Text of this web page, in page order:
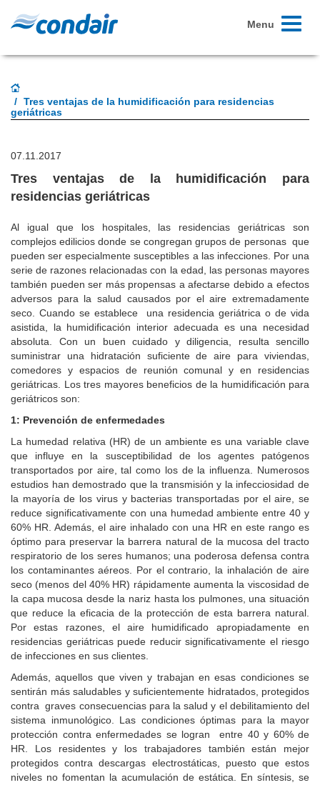
Toggle
Menu
Tres ventajas de la humidificación para residencias
geriátricas
07.11.2017
Tres ventajas de la humidificación para
residencias geriátricas
Al igual que los hospitales, las residencias geriátricas son
complejos edilicios donde se congregan grupos de personas que
pueden ser especialmente susceptibles a las infecciones. Por una
serie de razones relacionadas con la edad, las personas mayores
también pueden ser más propensas a afectarse debido a efectos
adversos para la salud causados por el aire extremadamente
seco. Cuando se establece una residencia geriátrica o de vida
asistida, la humidificación interior adecuada es una necesidad
absoluta. Con un buen cuidado y diligencia, resulta sencillo
suministrar una hidratación suficiente de aire para viviendas,
comedores y espacios de reunión comunal y en residencias
geriátricas. Los tres mayores beneficios de la humidificación para
geriátricos son:
1: Prevención de enfermedades
La humedad relativa (HR) de un ambiente es una variable clave
que influye en la susceptibilidad de los agentes patógenos
transportados por aire, tal como los de la influenza. Numerosos
estudios han demostrado que la transmisión y la infecciosidad de
la mayoría de los virus y bacterias transportadas por el aire, se
reduce significativamente con una humedad ambiente entre 40 y
60% HR. Además, el aire inhalado con una HR en este rango es
óptimo para preservar la barrera natural de la mucosa del tracto
respiratorio de los seres humanos; una poderosa defensa contra
los contaminantes aéreos. Por el contrario, la inhalación de aire
seco (menos del 40% HR) rápidamente aumenta la viscosidad de
la capa mucosa desde la nariz hasta los pulmones, una situación
que reduce la eficacia de la protección de esta barrera natural.
Por estas razones, el aire humidificado apropiadamente en
residencias geriátricas puede reducir significativamente el riesgo
de infecciones en sus clientes.
Además, aquellos que viven y trabajan en esas condiciones se
sentirán más saludables y suficientemente hidratados, protegidos
contra graves consecuencias para la salud y el debilitamiento del
sistema inmunológico. Las condiciones óptimas para la mayor
protección contra enfermedades se logran entre 40 y 60% de
HR. Los residentes y los trabajadores también están mejor
protegidos contra descargas electrostáticas, puesto que estos
niveles no fomentan la acumulación de estática. En síntesis, se